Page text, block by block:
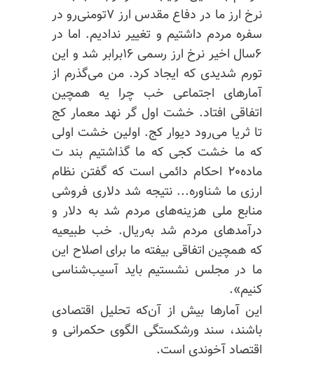
نرخ ارز ما در دفاع مقدس ارز ۷تومنی‌رو در
سفره مردم داشتیم و تغییر ندادیم. اما در
۶سال اخیر نرخ ارز رسمی ۱۶‌برابر شد و این
تورم شدیدی که ایجاد کرد. من می‌گذرم از
آمارهای اجتماعی خب چرا یه همچین
اتفاقی افتاد. خشت اول گر نهد معمار کج
تا ثریا می‌رود دیوار کج. اولین خشت اولی
که ما خشت کجی که ما گذاشتیم بند ت
ماده۲۰ احکام دائمی است که گفتن نظام
ارزی ما شناوره... نتیجه شد دلاری فروشی
منابع ملی هزینه‌های مردم شد به دلار و
درآمدهای مردم شد به‌ریال. خب طبیعیه
که همچین اتفاقی بیفته ما برای اصلاح این
ما در مجلس نشستیم باید آسیب‌شناسی
کنیم».
این آمارها بیش از آن‌که تحلیل اقتصادی
باشند، سند ورشکستگی الگوی حکمرانی و
اقتصاد آخوندی است.